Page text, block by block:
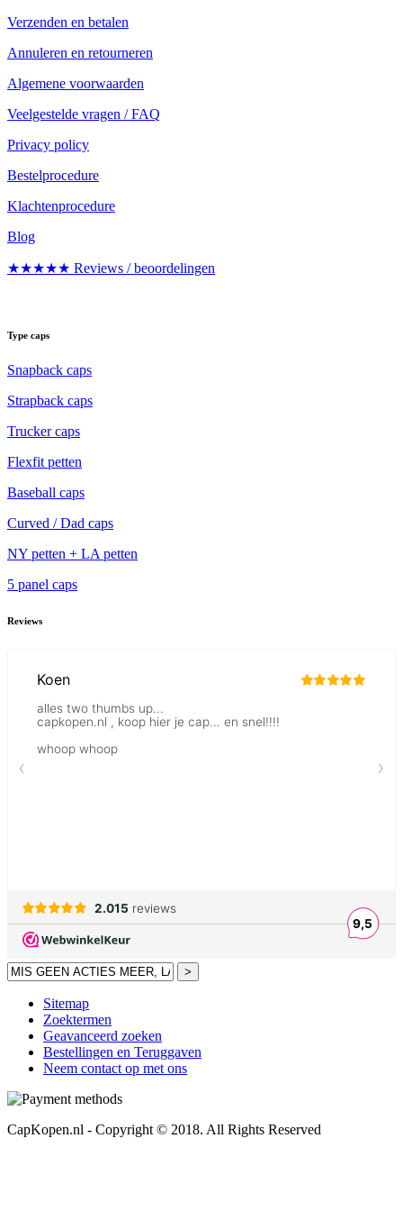
Verzenden en betalen
Annuleren en retourneren
Algemene voorwaarden
Veelgestelde vragen / FAQ
Privacy policy
Bestelprocedure
Klachtenprocedure
Blog
★★★★★ Reviews / beoordelingen
Type caps
Snapback caps
Strapback caps
Trucker caps
Flexfit petten
Baseball caps
Curved / Dad caps
NY petten + LA petten
5 panel caps
Reviews
>
Sitemap
Zoektermen
Geavanceerd zoeken
Bestellingen en Teruggaven
Neem contact op met ons
CapKopen.nl - Copyright © 2018. All Rights Reserved